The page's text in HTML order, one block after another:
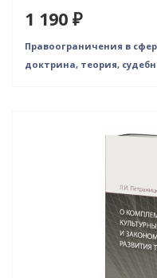
1 190 ₽
Правоограничения в
доктрина, теория,